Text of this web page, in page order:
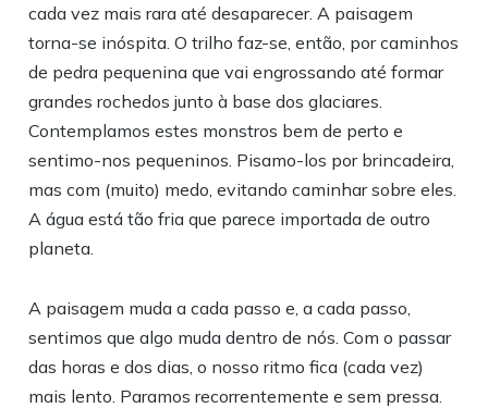
cada vez mais rara até desaparecer. A paisagem
torna-se inóspita. O trilho faz-se, então, por caminhos
de pedra pequenina que vai engrossando até formar
grandes rochedos junto à base dos glaciares.
Contemplamos estes monstros bem de perto e
sentimo-nos pequeninos. Pisamo-los por brincadeira,
mas com (muito) medo, evitando caminhar sobre eles.
A água está tão fria que parece importada de outro
planeta.
A paisagem muda a cada passo e, a cada passo,
sentimos que algo muda dentro de nós. Com o passar
das horas e dos dias, o nosso ritmo fica (cada vez)
mais lento. Paramos recorrentemente e sem pressa.